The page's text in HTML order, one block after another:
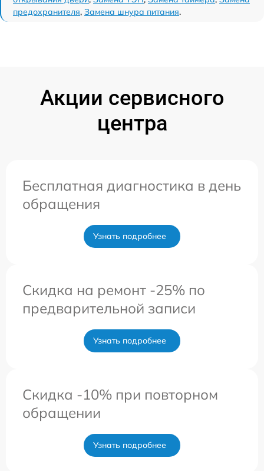
предохранителя, Замена шнура питания.
Акции сервисного
центра
Бесплатная диагностика в день
обращения
Узнать подробнее
Скидка на ремонт -25% по
предварительной записи
Узнать подробнее
Скидка -10% при повторном
обращении
Узнать подробнее